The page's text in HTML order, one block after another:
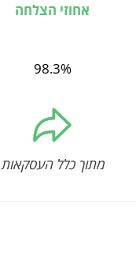
אחוזי הצלחה
98.3%
מתוך כלל העסקאות